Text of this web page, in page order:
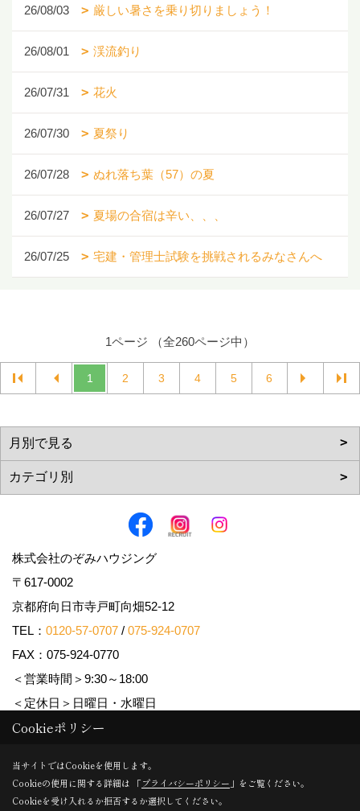
26/08/03 厳しい暑さを乗り切りましょう！
26/08/01 渓流釣り
26/07/31 花火
26/07/30 夏祭り
26/07/28 ぬれ落ち葉（57）の夏
26/07/27 夏場の合宿は辛い、、、
26/07/25 宅建・管理士試験を挑戦されるみなさんへ
1ページ （全260ページ中）
1 2 3 4 5 6
株式会社のぞみハウジング
〒617-0002
京都府向日市寺戸町向畑52-12
TEL： 0120-57-0707 / 075-924-0707
FAX：075-924-0770
＜営業時間＞9:30～18:00
＜定休日＞日曜日・水曜日
Copyright (c) Nozomi Housing. All Rights Reserved.
Produced byゴデスクリエイト
Cookieポリシー
当サイトではCookieを使用します。
Cookieの使用に関する詳細は 「プライバシーポリシー 」をご覧ください。
Cookieを受け入れるか拒否するか選択してください。